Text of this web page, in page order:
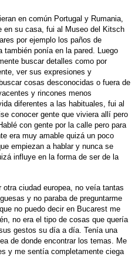
en común Portugal y Rumania,
en su casa, fui al Museo del Kitsch
por ejemplo los paños de
ponía en la pared. Luego
buscar detalles como por
ver sus expresiones y
cosas desconocidas o fuera de
y rincones menos
diferentes a las habituales, fui al
conocer gente que viviera allí pero
con gente por la calle pero para
era muy amable quizá un poco
empiezan a hablar y nunca se
influye en la forma de ser de la
ciudad europea, no veía tantas
y no paraba de preguntarme
no puedo decir en Bucarest me
no era el tipo de cosas que quería
gestos su día a día. Tenía una
de donde encontrar los temas. Me
y me sentía completamente ciega